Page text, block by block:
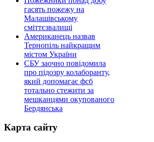
гасять пожежу на
Малашівському
сміттєзвалищі
Американець назвав
Тернопіль найкращим
містом України
СБУ заочно повідомила
про підозру колаборанту,
який допомагає фсб
тотально стежити за
мешканцями окупованого
Бердянська
Карта сайту